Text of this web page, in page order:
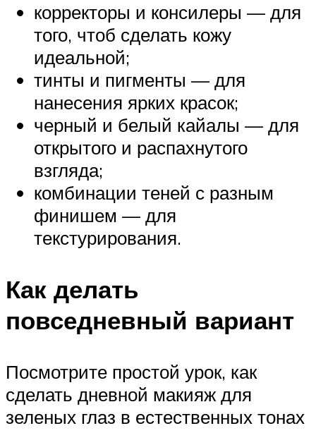
корректоры и консилеры — для
того, чтоб сделать кожу
идеальной;
тинты и пигменты — для
нанесения ярких красок;
черный и белый кайалы — для
открытого и распахнутого
взгляда;
комбинации теней с разным
финишем — для
текстурирования.
Как делать
повседневный вариант
Посмотрите простой урок, как
сделать дневной макияж для
зеленых глаз в естественных тонах